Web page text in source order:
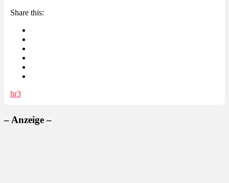
Share this:
hr3
– Anzeige –